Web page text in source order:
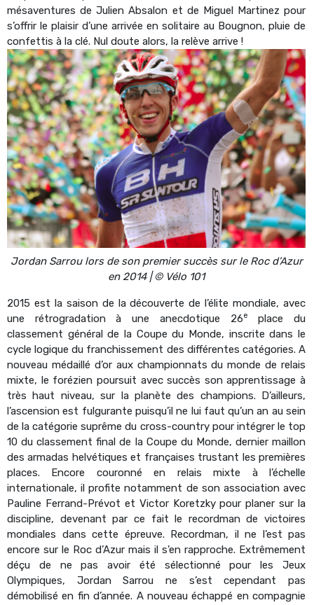
mésaventures de Julien Absalon et de Miguel Martinez pour
s’offrir le plaisir d’une arrivée en solitaire au Bougnon, pluie de
confettis à la clé. Nul doute alors, la relève arrive !
Jordan Sarrou lors de son premier succès sur le Roc d’Azur
en 2014 | © Vélo 101
2015 est la saison de la découverte de l’élite mondiale, avec
une rétrogradation à une anecdotique 26e
place du
classement général de la Coupe du Monde, inscrite dans le
cycle logique du franchissement des différentes catégories. A
nouveau médaillé d’or aux championnats du monde de relais
mixte, le forézien poursuit avec succès son apprentissage à
très haut niveau, sur la planète des champions. D’ailleurs,
l’ascension est fulgurante puisqu’il ne lui faut qu’un an au sein
de la catégorie suprême du cross-country pour intégrer le top
10 du classement final de la Coupe du Monde, dernier maillon
des armadas helvétiques et françaises trustant les premières
places. Encore couronné en relais mixte à l’échelle
internationale, il profite notamment de son association avec
Pauline Ferrand-Prévot et Victor Koretzky pour planer sur la
discipline, devenant par ce fait le recordman de victoires
mondiales dans cette épreuve. Recordman, il ne l’est pas
encore sur le Roc d’Azur mais il s’en rapproche. Extrêmement
déçu de ne pas avoir été sélectionné pour les Jeux
Olympiques, Jordan Sarrou ne s’est cependant pas
démobilisé en fin d’année. A nouveau échappé en compagnie